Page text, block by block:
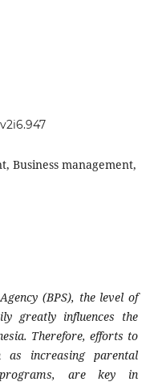
Business management,
(BPS), the level of
greatly influences the
Therefore, efforts to
as increasing parental
are key in